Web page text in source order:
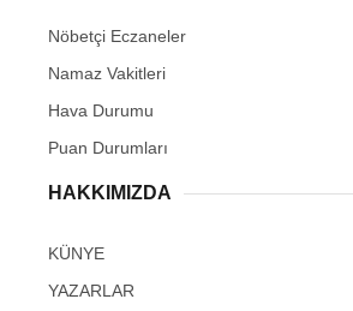
Nöbetçi Eczaneler
Namaz Vakitleri
Hava Durumu
Puan Durumları
HAKKIMIZDA
KÜNYE
YAZARLAR